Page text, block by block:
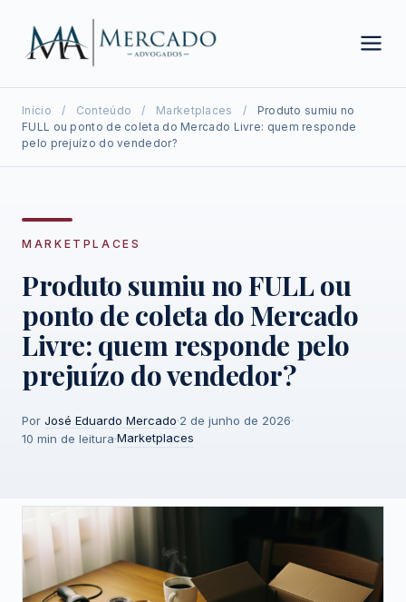
Início / Conteúdo / Marketplaces /
Produto sumiu no
FULL ou ponto de coleta do Mercado Livre: quem responde
pelo prejuízo do vendedor?
MARKETPLACES
Produto sumiu no FULL ou
ponto de coleta do Mercado
Livre: quem responde pelo
prejuízo do vendedor?
Por José Eduardo Mercado·2 de junho de 2026·
10 min de leitura·Marketplaces